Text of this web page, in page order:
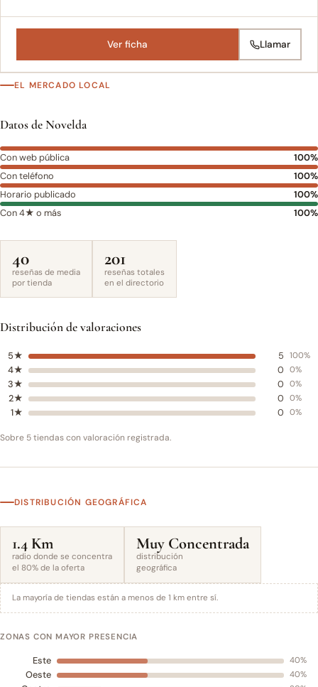
Ver ficha Llamar
EL MERCADO LOCAL
Datos de Novelda
Con web pública
100%
Con teléfono
100%
Horario publicado
100%
Con 4★ o más
100%
40
reseñas de media
por tienda
201
reseñas totales
en el directorio
Distribución de valoraciones
5★ 5 100%
4★ 0 0%
3★ 0 0%
2★ 0 0%
1★ 0 0%
Sobre 5 tiendas con valoración registrada.
DISTRIBUCIÓN GEOGRÁFICA
1.4 Km
radio donde se concentra
el 80% de la oferta
Muy Concentrada
distribución
geográfica
La mayoría de tiendas están a menos de 1 km entre sí.
ZONAS CON MAYOR PRESENCIA
Este 40%
Oeste 40%